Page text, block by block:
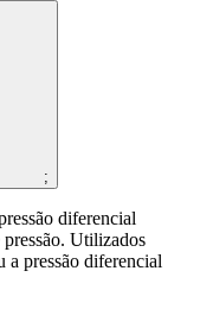
;
diferencial
Utilizados
a pressão diferencial